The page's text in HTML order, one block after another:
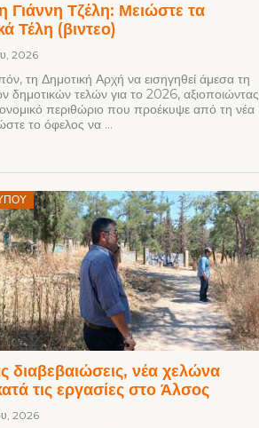
Τζέλη: Μειώστε τα
Τέλη (βιντεο)
2026
τη Δημοτική Αρχή να εισηγηθεί άμεσα τη
δημοτικών τελών για το 2026, αξιοποιώντας
περιθώριο που προέκυψε από τη νέα
το όφελος να ...
διαβεβαιώσεις, νέα χελώνα
τις εργασίες στο Άλσος
2026